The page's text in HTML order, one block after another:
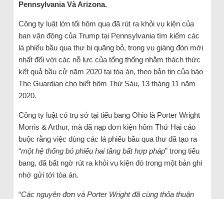
Pennsylvania Và Arizona.
Công ty luật lớn tối hôm qua đã rút ra khỏi vụ kiện của
ban vận động của Trump tại Pennsylvania tìm kiếm các
lá phiếu bầu qua thư bị quăng bỏ, trong vụ giáng đòn mới
nhất đối với các nỗ lực của tổng thống nhằm thách thức
kết quả bầu cử năm 2020 tại tòa án, theo bản tin của báo
The Guardian cho biết hôm Thứ Sáu, 13 tháng 11 năm
2020.
Công ty luật có trụ sở tại tiểu bang Ohio là Porter Wright
Morris & Arthur, mà đã nạp đơn kiện hôm Thứ Hai cáo
buộc rằng việc dùng các lá phiếu bầu qua thư đã tạo ra
“một hệ thống bỏ phiếu hai tầng bất hợp pháp” trong tiểu
bang, đã bất ngờ rút ra khỏi vụ kiện đó trong một bản ghi
nhớ gửi tới tòa án.
“Các nguyên đơn và Porter Wright đã cùng thỏa thuận